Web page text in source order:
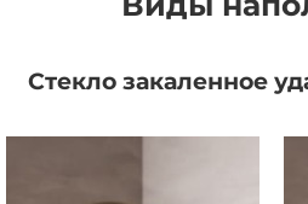
Стекло закаленное